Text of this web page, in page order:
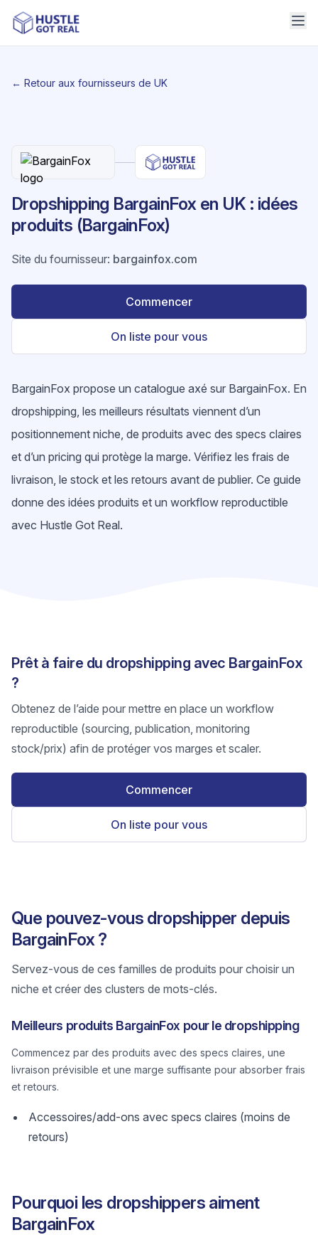
← Retour aux fournisseurs de UK
Dropshipping BargainFox en UK : idées
produits (BargainFox)
Site du fournisseur: bargainfox.com
Commencer
On liste pour vous
BargainFox propose un catalogue axé sur BargainFox. En
dropshipping, les meilleurs résultats viennent d’un
positionnement niche, de produits avec des specs claires
et d’un pricing qui protège la marge. Vérifiez les frais de
livraison, le stock et les retours avant de publier. Ce guide
donne des idées produits et un workflow reproductible
avec Hustle Got Real.
Prêt à faire du dropshipping avec BargainFox
?
Obtenez de l’aide pour mettre en place un workflow
reproductible (sourcing, publication, monitoring
stock/prix) afin de protéger vos marges et scaler.
Commencer
On liste pour vous
Que pouvez-vous dropshipper depuis
BargainFox ?
Servez-vous de ces familles de produits pour choisir un
niche et créer des clusters de mots-clés.
Meilleurs produits BargainFox pour le dropshipping
Commencez par des produits avec des specs claires, une
livraison prévisible et une marge suffisante pour absorber frais
et retours.
Accessoires/add-ons avec specs claires (moins de
retours)
Pourquoi les dropshippers aiment
BargainFox